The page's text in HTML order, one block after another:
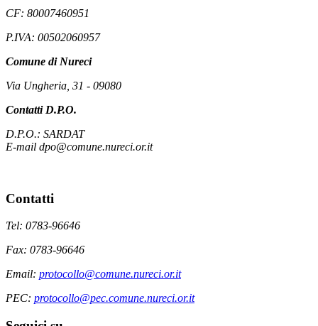
CF: 80007460951
P.IVA: 00502060957
Comune di Nureci
Via Ungheria, 31 - 09080
Contatti D.P.O.
D.P.O.: SARDAT
E-mail dpo@comune.nureci.or.it
Contatti
Tel: 0783-96646
Fax: 0783-96646
Email: protocollo@comune.nureci.or.it
PEC: protocollo@pec.comune.nureci.or.it